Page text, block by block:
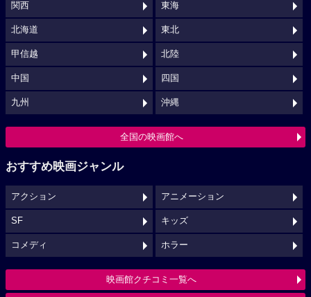
関西 東海
北海道 東北
甲信越 北陸
中国 四国
九州 沖縄
全国の映画館へ
おすすめ映画ジャンル
アクション アニメーション
SF キッズ
コメディ ホラー
映画館クチコミ一覧へ